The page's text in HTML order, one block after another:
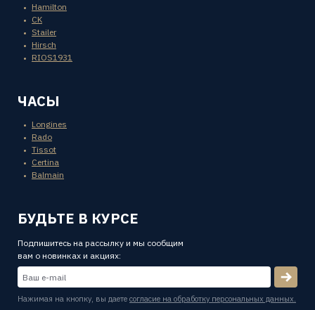
Hamilton
CK
Stailer
Hirsch
RIOS1931
ЧАСЫ
Longines
Rado
Tissot
Certina
Balmain
БУДЬТЕ В КУРСЕ
Подпишитесь на рассылку и мы сообщим
вам о новинках и акциях:
Нажимая на кнопку, вы даете согласие на обработку персональных данных.